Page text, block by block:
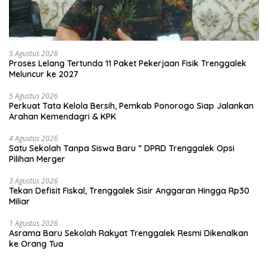
5 Agustus 2026
Proses Lelang Tertunda 11 Paket Pekerjaan Fisik Trenggalek
Meluncur ke 2027
5 Agustus 2026
Perkuat Tata Kelola Bersih, Pemkab Ponorogo Siap Jalankan
Arahan Kemendagri & KPK
4 Agustus 2026
Satu Sekolah Tanpa Siswa Baru ” DPRD Trenggalek Opsi
Pilihan Merger
3 Agustus 2026
Tekan Defisit Fiskal, Trenggalek Sisir Anggaran Hingga Rp30
Miliar
1 Agustus 2026
Asrama Baru Sekolah Rakyat Trenggalek Resmi Dikenalkan
ke Orang Tua